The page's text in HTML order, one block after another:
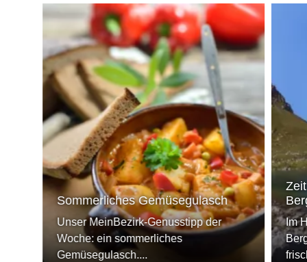
Sommerliches Gemüsegulasch
Unser MeinBezirk-Genusstipp der
Woche: ein sommerliches
Gemüsegulasch....
Im